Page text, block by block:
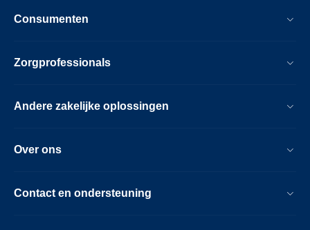
Consumenten
Zorgprofessionals
Andere zakelijke oplossingen
Over ons
Contact en ondersteuning